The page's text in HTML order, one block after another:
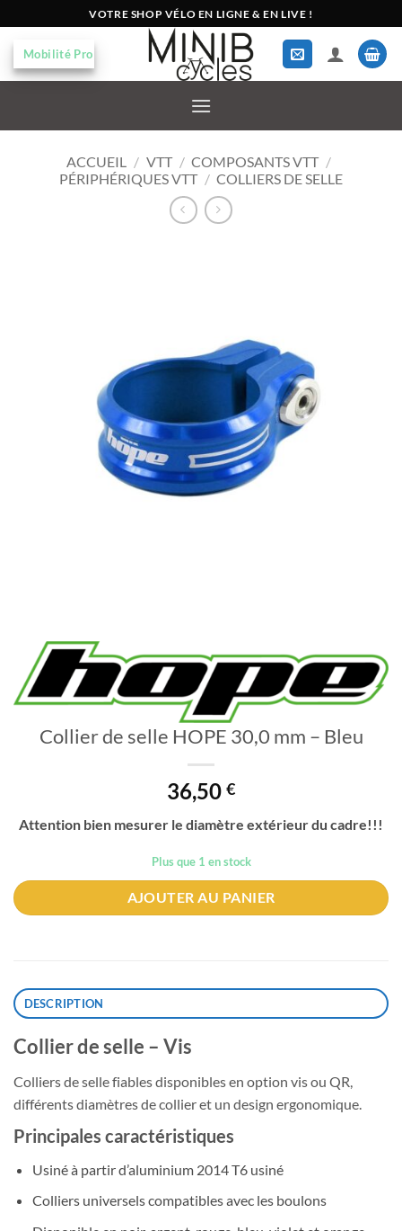
au
contenu
VOTRE SHOP VÉLO EN LIGNE & EN LIVE !
Mobilité Pro
ACCUEIL / VTT / COMPOSANTS VTT /
PÉRIPHÉRIQUES VTT / COLLIERS DE SELLE
Collier de selle HOPE 30,0 mm – Bleu
36,50 €
Attention bien mesurer le diamètre extérieur du cadre!!!
Plus que 1 en stock
AJOUTER AU PANIER
DESCRIPTION
Collier de selle – Vis
Colliers de selle fiables disponibles en option vis ou QR,
différents diamètres de collier et un design ergonomique.
Principales caractéristiques
Usiné à partir d’aluminium 2014 T6 usiné
Colliers universels compatibles avec les boulons